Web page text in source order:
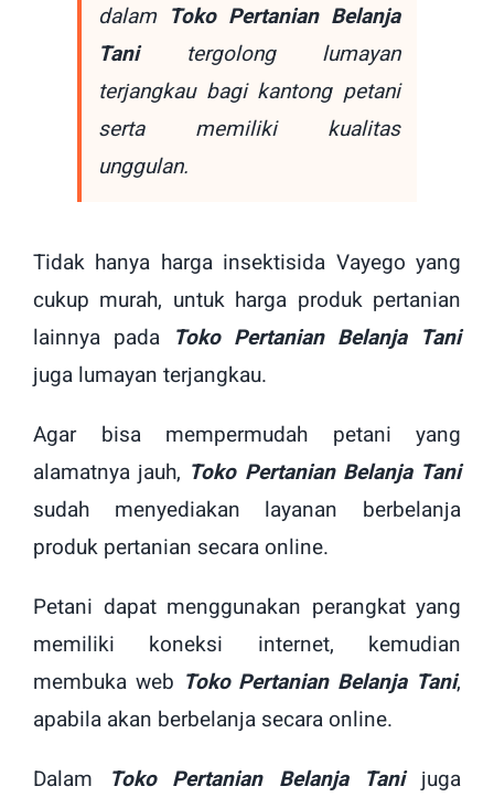
dalam Toko Pertanian Belanja
Tani tergolong lumayan
terjangkau bagi kantong petani
serta memiliki kualitas
unggulan.
Tidak hanya harga insektisida Vayego yang
cukup murah, untuk harga produk pertanian
lainnya pada Toko Pertanian Belanja Tani
juga lumayan terjangkau.
Agar bisa mempermudah petani yang
alamatnya jauh, Toko Pertanian Belanja Tani
sudah menyediakan layanan berbelanja
produk pertanian secara online.
Petani dapat menggunakan perangkat yang
memiliki koneksi internet, kemudian
membuka web Toko Pertanian Belanja Tani,
apabila akan berbelanja secara online.
Dalam
Toko Pertanian Belanja Tanijuga